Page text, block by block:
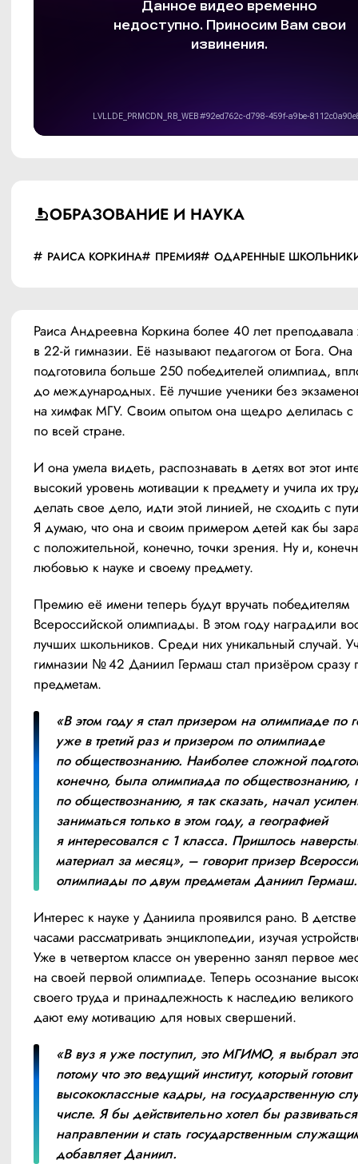
ОБРАЗОВАНИЕ И НАУКА
РАИСА КОРКИНА ПРЕМИЯ ОДАРЕННЫЕ
Раиса Андреевна Коркина более 40 лет
в 22-й гимназии. Её называют педагогом от Бога. Она
подготовила больше 250 победителей олимпиад,
до международных. Её лучшие ученики без
на химфак МГУ. Своим опытом она щедро делилась с
по всей стране.
И она умела видеть, распознавать в детях вот этот
высокий уровень мотивации к предмету и учила их
делать свое дело, идти этой линией, не сходить с
Я думаю, что она и своим примером детей как бы
с положительной, конечно, точки зрения. Ну и,
любовью к науке и своему предмету.
Премию её имени теперь будут вручать победителям
Всероссийской олимпиады. В этом году наградили
лучших школьников. Среди них уникальный случай.
гимназии № 42 Даниил Гермаш стал призёром сразу
предметам.
«В этом году я стал призером на олимпиаде по
уже в третий раз и призером по олимпиаде
по обществознанию. Наиболее сложной
конечно, была олимпиада по обществознанию,
по обществознанию, я так сказать, начал
заниматься только в этом году, а географией
я интересовался с 1 класса. Пришлось
материал за месяц», – говорит призер
олимпиады по двум предметам Даниил Гермаш.
Интерес к науке у Даниила проявился рано. В
часами рассматривать энциклопедии, изучая
Уже в четвертом классе он уверенно занял первое
на своей первой олимпиаде. Теперь осознание
своего труда и принадлежность к наследию великого
дают ему мотивацию для новых свершений.
«В вуз я уже поступил, это МГИМО, я выбрал
потому что это ведущий институт, который готовит
высококлассные кадры, на государственную
числе. Я бы действительно хотел бы развиваться
направлении и стать государственным
добавляет Даниил.